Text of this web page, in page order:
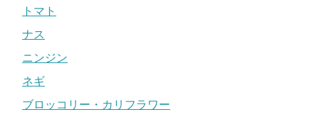
トマト
ナス
ニンジン
ネギ
ブロッコリー・カリフラワー